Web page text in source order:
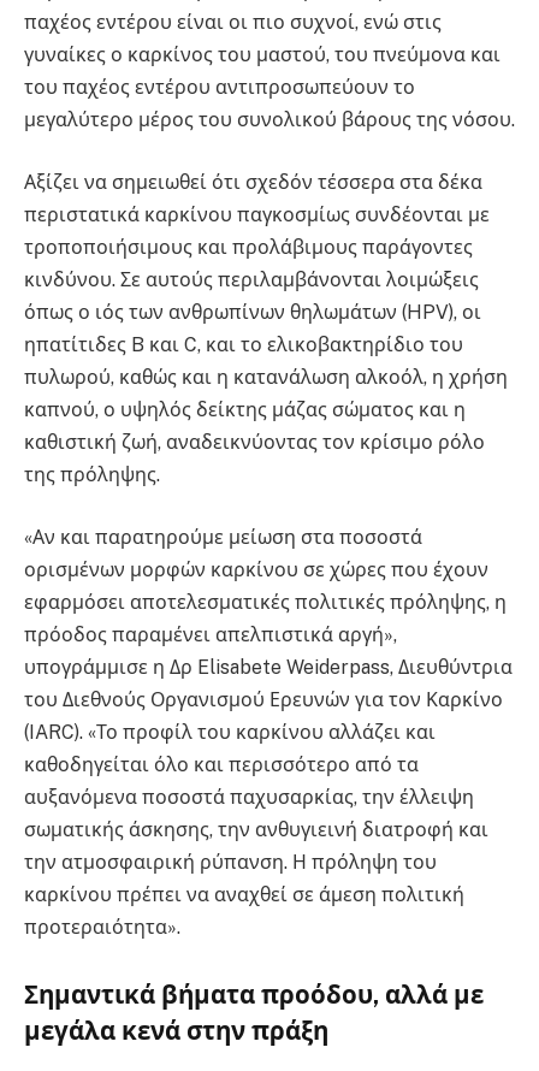
παχέος εντέρου είναι οι πιο συχνοί, ενώ στις
γυναίκες ο καρκίνος του μαστού, του πνεύμονα και
του παχέος εντέρου αντιπροσωπεύουν το
μεγαλύτερο μέρος του συνολικού βάρους της νόσου.
Αξίζει να σημειωθεί ότι σχεδόν τέσσερα στα δέκα
περιστατικά καρκίνου παγκοσμίως συνδέονται με
τροποποιήσιμους και προλάβιμους παράγοντες
κινδύνου. Σε αυτούς περιλαμβάνονται λοιμώξεις
όπως ο ιός των ανθρωπίνων θηλωμάτων (HPV), οι
ηπατίτιδες B και C, και το ελικοβακτηρίδιο του
πυλωρού, καθώς και η κατανάλωση αλκοόλ, η χρήση
καπνού, ο υψηλός δείκτης μάζας σώματος και η
καθιστική ζωή, αναδεικνύοντας τον κρίσιμο ρόλο
της πρόληψης.
«Αν και παρατηρούμε μείωση στα ποσοστά
ορισμένων μορφών καρκίνου σε χώρες που έχουν
εφαρμόσει αποτελεσματικές πολιτικές πρόληψης, η
πρόοδος παραμένει απελπιστικά αργή»,
υπογράμμισε η Δρ Elisabete Weiderpass, Διευθύντρια
του Διεθνούς Οργανισμού Ερευνών για τον Καρκίνο
(IARC). «Το προφίλ του καρκίνου αλλάζει και
καθοδηγείται όλο και περισσότερο από τα
αυξανόμενα ποσοστά παχυσαρκίας, την έλλειψη
σωματικής άσκησης, την ανθυγιεινή διατροφή και
την ατμοσφαιρική ρύπανση. Η πρόληψη του
καρκίνου πρέπει να αναχθεί σε άμεση πολιτική
προτεραιότητα».
Σημαντικά βήματα προόδου, αλλά με
μεγάλα κενά στην πράξη